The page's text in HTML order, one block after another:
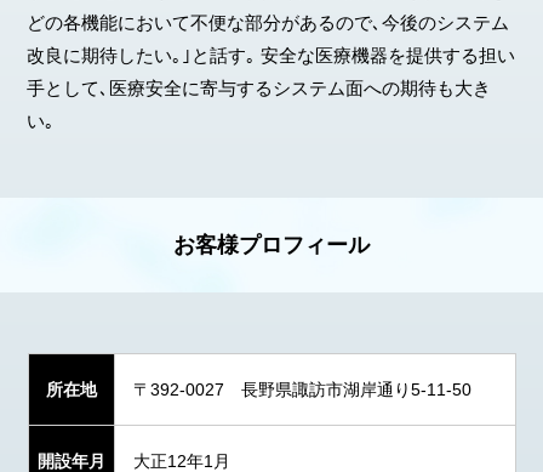
どの各機能において不便な部分があるので､今後のシステム
改良に期待したい｡｣と話す｡ 安全な医療機器を提供する担い
手として､医療安全に寄与するシステム面への期待も大き
い｡
お客様プロフィール
所在地 〒392-0027 長野県諏訪市湖岸通り5-11-50
開設年月 大正12年1月